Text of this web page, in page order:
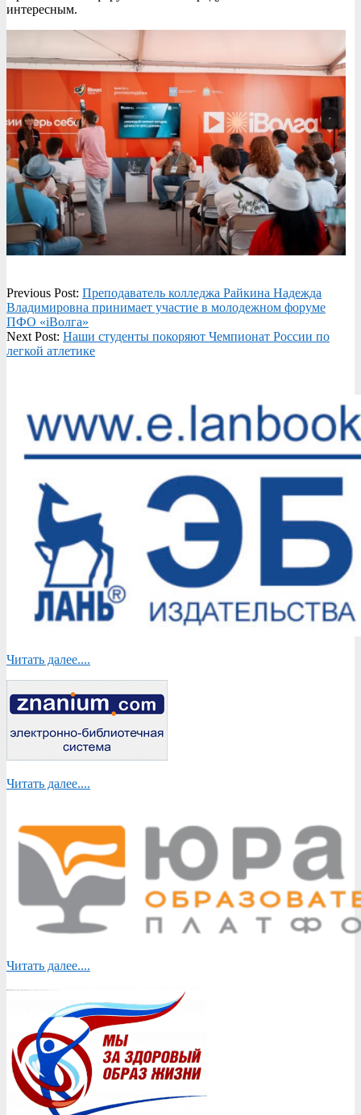
интересным.
2023-
07-
24
Previous Post: Преподаватель колледжа Райкина Надежда
Владимировна принимает участие в молодежном форуме
ПФО «iВолга»
Next Post: Наши студенты покоряют Чемпионат России по
легкой атлетике
Читать далее....
Читать далее....
Читать далее....